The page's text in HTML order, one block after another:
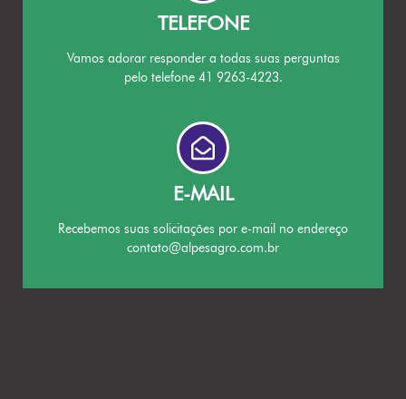
TELEFONE
Vamos adorar responder a todas suas perguntas
pelo telefone 41 9263-4223.
E-MAIL
Recebemos suas solicitações por e-mail no endereço
contato@alpesagro.com.br